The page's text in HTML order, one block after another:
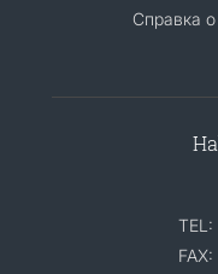
Справка